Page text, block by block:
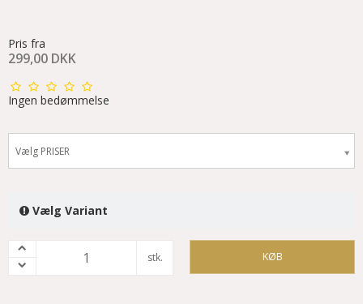
Pris fra
299,00 DKK
Ingen bedømmelse
Vælg PRISER
Vælg Variant
stk. KØB